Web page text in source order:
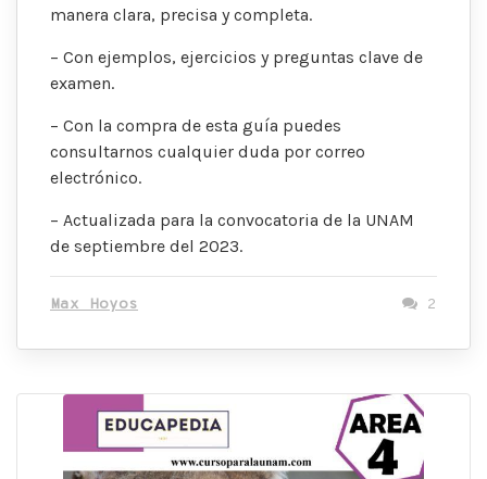
manera clara, precisa y completa.
– Con ejemplos, ejercicios y preguntas clave de
examen.
– Con la compra de esta guía puedes
consultarnos cualquier duda por correo
electrónico.
– Actualizada para la convocatoria de la UNAM
de septiembre del 2023.
Max Hoyos 2